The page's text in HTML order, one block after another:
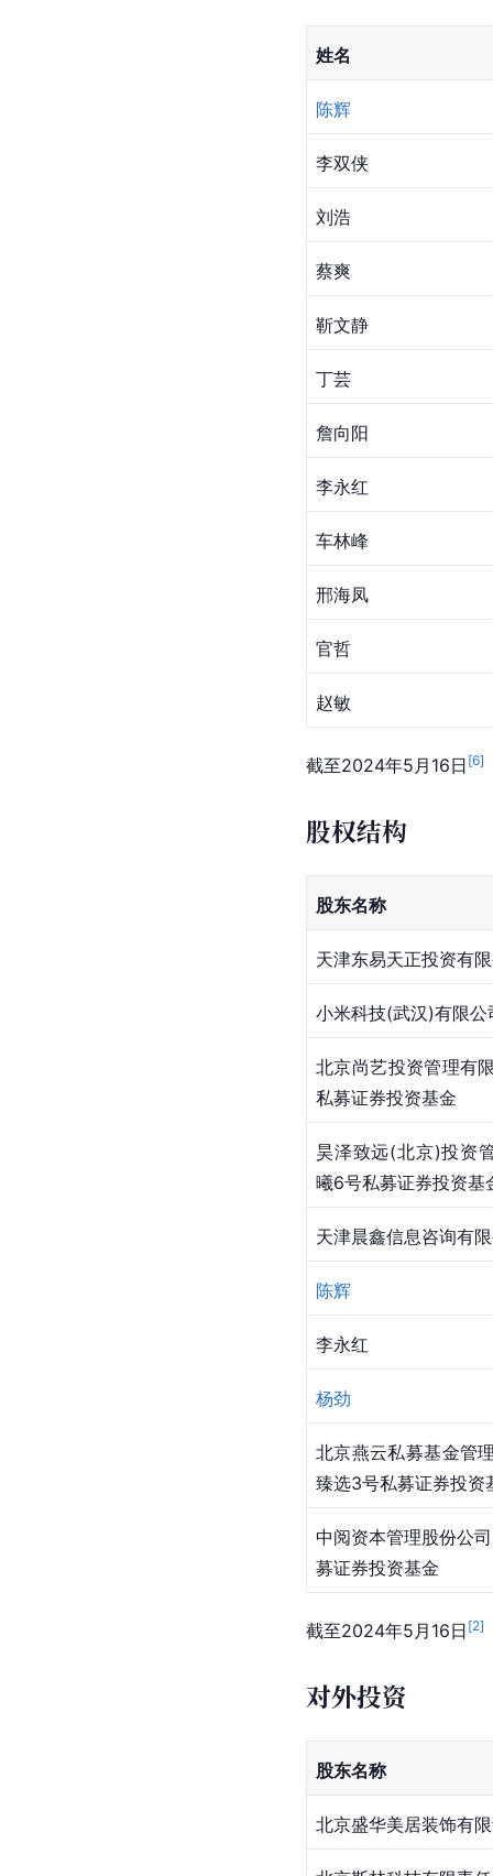
姓名
陈辉
李双侠
刘浩
蔡爽
靳文静
丁芸
詹向阳
李永红
车林峰
邢海凤
官哲
赵敏
截至2024年5月16日 [6]
股权结构
股东名称
天津东易天正投资有
小米科技(武汉)有限公
北京尚艺投资管理有
私募证券投资基金
昊泽致远(北京)投资
曦6号私募证券投资基
天津晨鑫信息咨询有
陈辉
李永红
杨劲
北京燕云私募基金管
臻选3号私募证券投资
中阅资本管理股份公
募证券投资基金
截至2024年5月16日 [2]
对外投资
股东名称
北京盛华美居装饰有